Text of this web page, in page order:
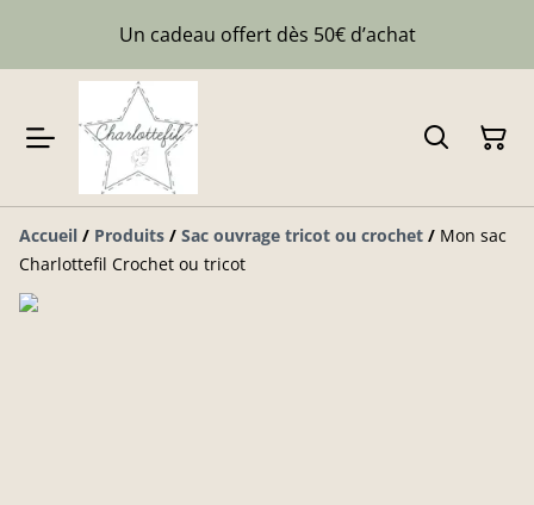
Un cadeau offert dès 50€ d’achat
Accueil / Produits / Sac ouvrage tricot ou crochet / Mon sac
Charlottefil Crochet ou tricot